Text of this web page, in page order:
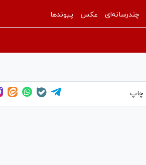
چندرسانه‌ای عکس پیوندها
چاپ